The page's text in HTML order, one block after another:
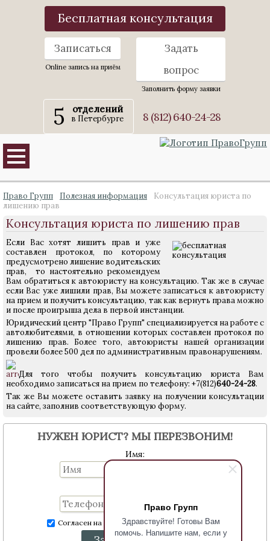
Право Групп
Здравствуйте! Готовы Вам
помочь. Напишите нам, если у
Бесплатная консультация
Записаться
Online запись на приём
Задать
вопрос
Заполнить форму заявки
5 отделений
в Петербурге 8 (812) 640-24-28
Право Групп Полезная информация
Консультация юриста по
лишению прав
Консультация юриста по лишению прав
Если Вас хотят лишить прав и уже
составлен протокол, по которому
предусмотрено лишение водительских
прав, то настоятельно рекомендуем
Вам обратиться к автоюристу на консультацию. Так же в случае
если Вас уже лишили прав, Вы можете записаться к автоюристу
на прием и получить консультацию, так как вернуть права можно
и после проигрыша дела в первой инстанции.
Юридический центр "Право Групп" специализируется на работе с
автолюбителями, в отношении которых составлен протокол по
лишению прав. Более того, автоюристы нашей организации
провели более 500 дел по административным правонарушениям.
Для того чтобы получить консультацию юриста Вам
необходимо записаться на прием по телефону: +7(812)640-24-28.
Так же Вы можете оставить заявку на получении консультации
на сайте, заполнив соответствующую форму.
НУЖЕН ЮРИСТ? МЫ ПЕРЕЗВОНИМ!
Имя:
Согласен на обработку персональных данных